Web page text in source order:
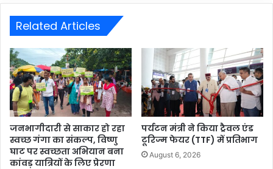
Related Articles
जनभागीदारी से साकार हो रहा
स्वच्छ गंगा का संकल्प, विष्णु
घाट पर स्वच्छता अभियान बना
कांवड़ यात्रियों के लिए प्रेरणा
पर्यटन मंत्री ने किया ट्रैवल एंड
टूरिज्म फेयर (TTF) में प्रतिभाग
August 6, 2026